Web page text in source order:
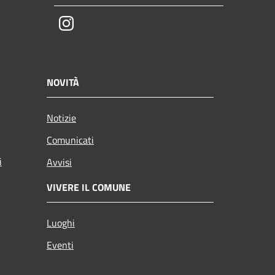
Instagram
NOVITÀ
Notizie
Comunicati
Avvisi
VIVERE IL COMUNE
Luoghi
Eventi